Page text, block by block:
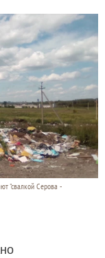
"свалкой Серова -